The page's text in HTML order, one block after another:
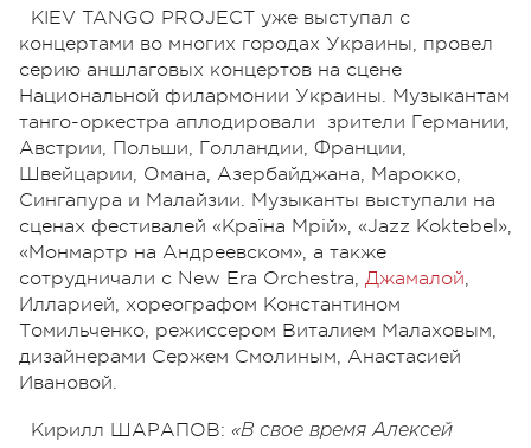
KIEV TANGO PROJECT уже выступал с
концертами во многих городах Украины, провел
серию аншлаговых концертов на сцене
Национальной филармонии Украины. Музыкантам
танго-оркестра аплодировали зрители Германии,
Австрии, Польши, Голландии, Франции,
Швейцарии, Омана, Азербайджана, Марокко,
Сингапура и Малайзии. Музыканты выступали на
сценах фестивалей «Країна Мрій», «Jazz Koktebel»,
«Монмартр на Андреевском», а также
сотрудничали с New Era Orchestra, Джамалой,
Илларией, хореографом Константином
Томильченко, режиссером Виталием Малаховым,
дизайнерами Сержем Смолиным, Анастасией
Ивановой.
Кирилл ШАРАПОВ: «В свое время Алексей